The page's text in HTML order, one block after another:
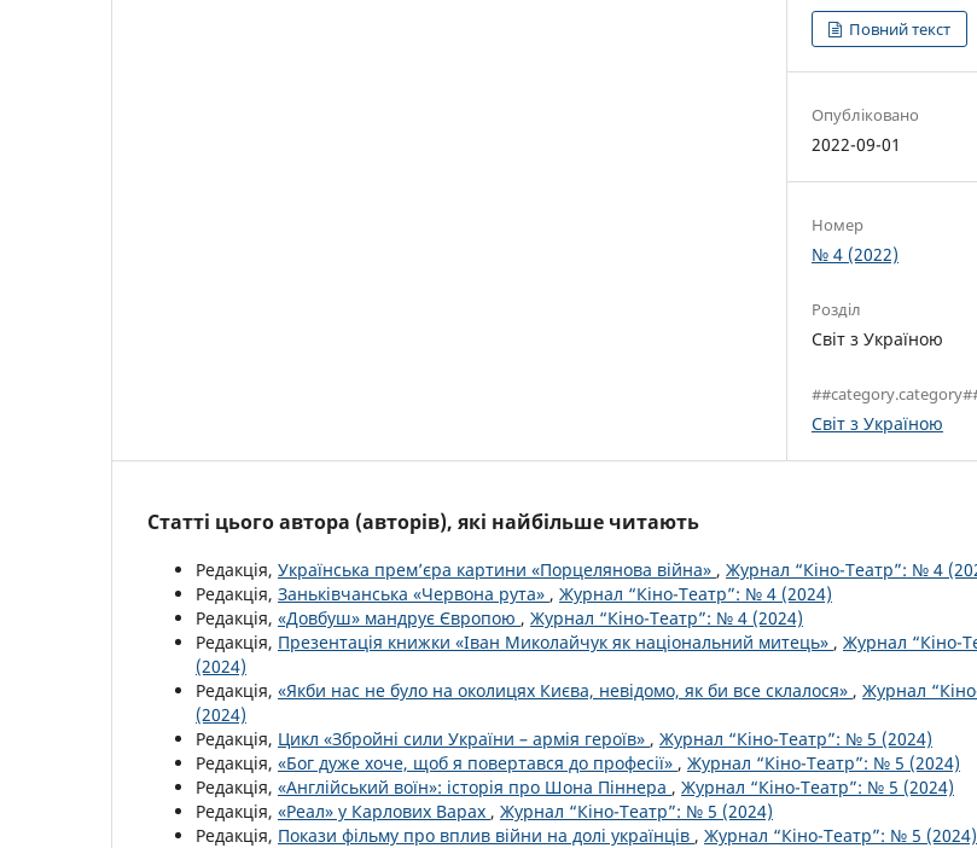
Повний текст
Опубліковано
2022-09-01
Номер
№ 4 (2022)
Розділ
Світ з Україною
Світ з Україною
Статті цього автора (авторів), які найбільше читають
Редакція, Українська прем’єра картини «Порцелянова війна» , Журнал “Кіно-Театр”: № 4
Редакція, Заньківчанська «Червона рута» , Журнал “Кіно-Театр”: № 4 (2024)
Редакція, «Довбуш» мандрує Європою , Журнал “Кіно-Театр”: № 4 (2024)
Редакція, Презентація книжки «Іван Миколайчук як національний митець» , Журнал “Кіно-
(2024)
Редакція, «Якби нас не було на околицях Києва, невідомо, як би все склалося» , Журнал
(2024)
Редакція, Цикл «Збройні сили України – армія героїв» , Журнал “Кіно-Театр”: № 5 (2024)
Редакція, «Бог дуже хоче, щоб я повертався до професії» , Журнал “Кіно-Театр”: № 5 (2024)
Редакція, «Англійський воїн»: історія про Шона Піннера , Журнал “Кіно-Театр”: № 5 (2024)
Редакція, «Реал» у Карлових Варах , Журнал “Кіно-Театр”: № 5 (2024)
Редакція, Покази фільму про вплив війни на долі українців , Журнал “Кіно-Театр”: № 5 (2024)